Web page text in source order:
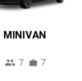
MINIVAN
7 7